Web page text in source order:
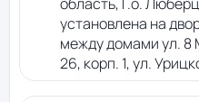
установлена на
между домами ул. 8
26, корп. 1, ул.